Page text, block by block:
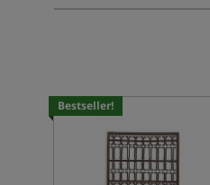
Bestseller!